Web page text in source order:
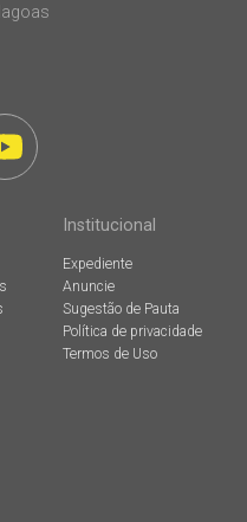
Institucional
Expediente
Anuncie
Sugestão de Pauta
Política de privacidade
Termos de Uso